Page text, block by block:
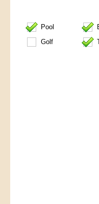
Pool
Golf